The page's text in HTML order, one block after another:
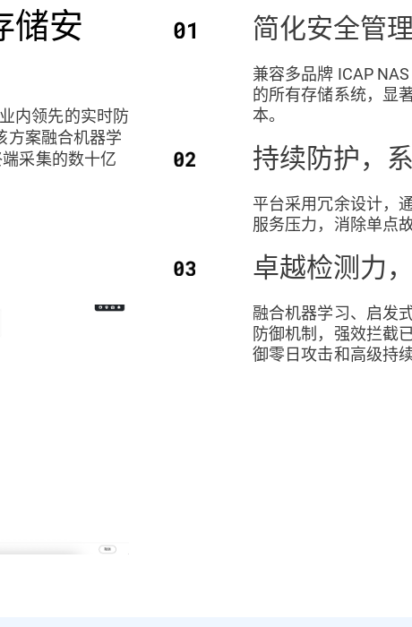
储安
内领先的实时防
方案融合机器学
采集的数十亿
简化安全管
兼容多品牌 ICAP
的所有存储系统，显
本。
持续防护，
平台采用冗余设计，
服务压力，消除单点
卓越检测力
融合机器学习、启发
防御机制，强效拦截
御零日攻击和高级持